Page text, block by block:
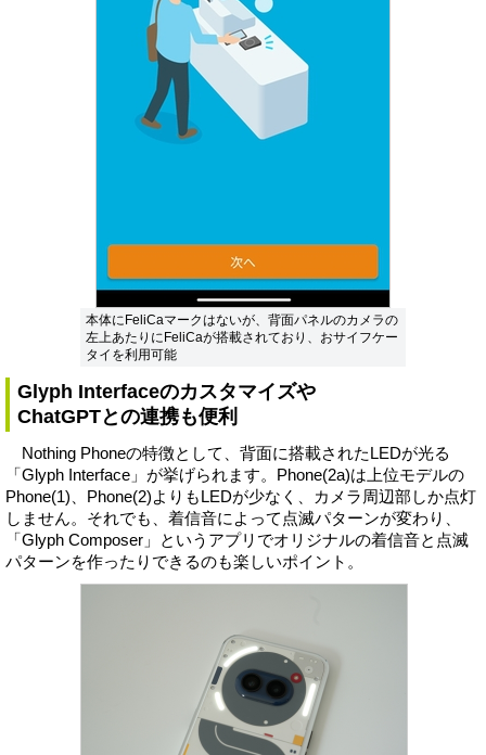
本体にFeliCaマークはないが、背面パネルのカメラの
左上あたりにFeliCaが搭載されており、おサイフケー
タイを利用可能
Glyph Interfaceのカスタマイズや
ChatGPTとの連携も便利
Nothing Phoneの特徴として、背面に搭載されたLEDが光る
「Glyph Interface」が挙げられます。Phone(2a)は上位モデルの
Phone(1)、Phone(2)よりもLEDが少なく、カメラ周辺部しか点灯
しません。それでも、着信音によって点滅パターンが変わり、
「Glyph Composer」というアプリでオリジナルの着信音と点滅
パターンを作ったりできるのも楽しいポイント。